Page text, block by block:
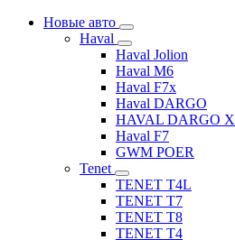
Новые авто
Haval
Haval Jolion
Haval M6
Haval F7x
Haval DARGO
HAVAL DARGO Х
Haval F7
GWM POER
Tenet
TENET T4L
TENET T7
TENET T8
TENET T4